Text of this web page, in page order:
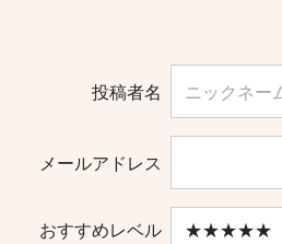
投稿者名
メールアドレス
おすすめレベル